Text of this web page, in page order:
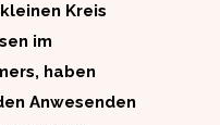
Kreis
im
haben
Anwesenden